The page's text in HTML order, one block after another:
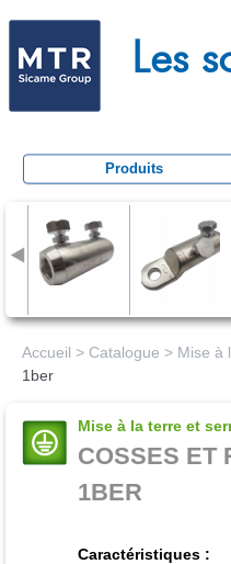
t
r
c
i
o
Les
Produits
Accueil > Catalogue > Mise à
1ber
Mise à la terre et
COSSES ET
1BER
Caractéristiques :